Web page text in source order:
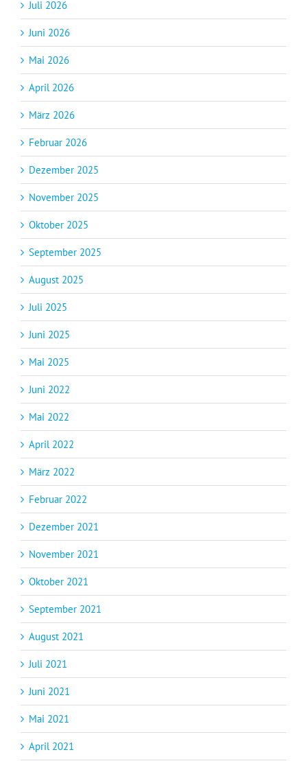
Juli 2026
Juni 2026
Mai 2026
April 2026
März 2026
Februar 2026
Dezember 2025
November 2025
Oktober 2025
September 2025
August 2025
Juli 2025
Juni 2025
Mai 2025
Juni 2022
Mai 2022
April 2022
März 2022
Februar 2022
Dezember 2021
November 2021
Oktober 2021
September 2021
August 2021
Juli 2021
Juni 2021
Mai 2021
April 2021